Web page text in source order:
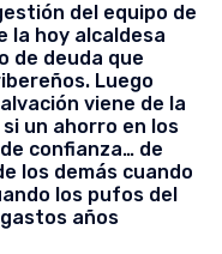
del equipo de
la hoy alcaldesa
de deuda que
Luego
viene de la
un ahorro en los
confianza… de
los demás cuando
los pufos del
años